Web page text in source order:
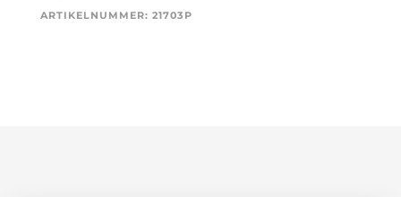
ARTIKELNUMMER: 21703P